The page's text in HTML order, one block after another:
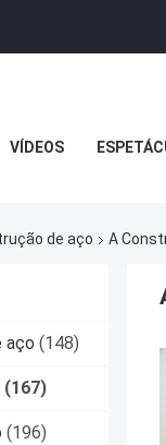
VÍDEOS
de aço A
aço (148)
(167)
(196)